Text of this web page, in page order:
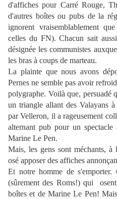
d'affiches pour Carré Rouge,
d'autres boîtes ou pubs de la
ignorent vraisemblablement
celles du FN). Chacun sait
désignée les communistes
les bras à coups de marteau.
La plainte que nous avons
Pernes ne semble pas avoir
polygraphe. Voilà que, persuadé
un triangle allant des Valayans
par Velleron, il a rageusement
alternant pub pour un
Marine Le Pen.
Mais, les gens sont méchants,
osé apposer des affiches
Et notre homme de s'emporter.
(sûrement des Roms!) qui
boîtes et de Marine Le Pen!